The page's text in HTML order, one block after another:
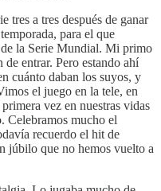
tres a tres después de ganar
para el que
la Serie Mundial. Mi primo
entrar. Pero estando ahí
cuánto daban los suyos, y
el juego en la tele, en
vez en nuestras vidas
Celebramos mucho el
recuerdo el hit de
júbilo que no hemos vuelto a